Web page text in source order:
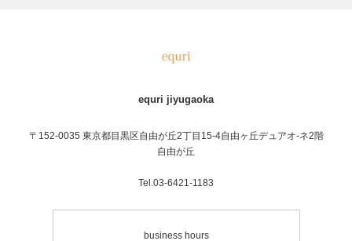
equri jiyugaoka
〒152-0035 東京都目黒区自由が丘2丁目15-4自由ヶ丘デュアオ-ネ2階
自由が丘
Tel.03-6421-1183
business hours